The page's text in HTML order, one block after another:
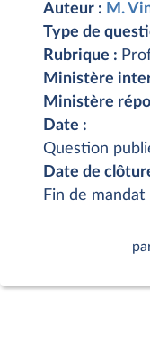
Auteur : M.
Type de
Rubrique :
Ministère
Ministère
Date :
Question
Date de
Fin de mandat